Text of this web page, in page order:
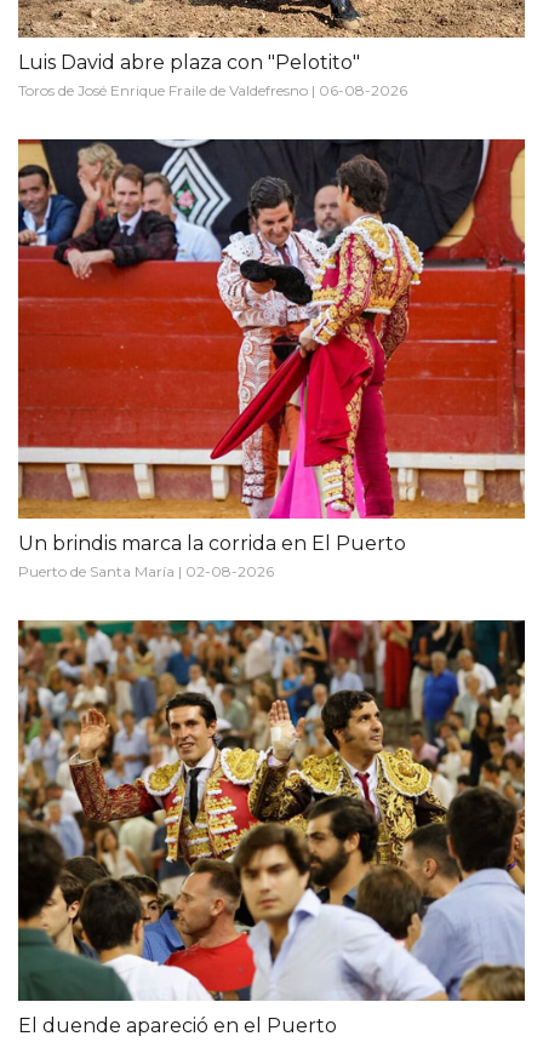
Luis David abre plaza con "Pelotito"
Toros de José Enrique Fraile de Valdefresno | 06-08-2026
Un brindis marca la corrida en El Puerto
Puerto de Santa María | 02-08-2026
El duende apareció en el Puerto